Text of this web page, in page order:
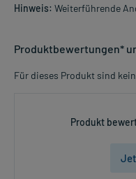
Hinweis: Weiterführende
Produktbewertungen*
Für dieses Produkt sind
Produkt